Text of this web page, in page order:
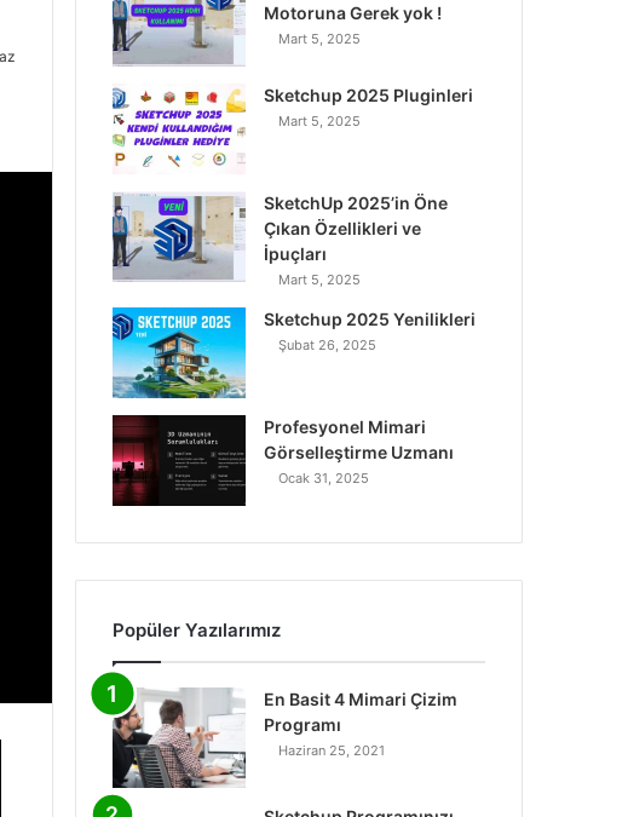
o
o
k
e
d
n
b
e
g
a
Motoruna Gerek yok !
Mart 5, 2025
Sketchup 2025 Pluginleri
Mart 5, 2025
SketchUp 2025’in Öne
Çıkan Özellikleri ve
İpuçları
Mart 5, 2025
Sketchup 2025 Yenilikleri
Şubat 26, 2025
Profesyonel Mimari
Görselleştirme Uzmanı
Ocak 31, 2025
Popüler Yazılarımız
En Basit 4 Mimari Çizim
Programı
Haziran 25, 2021